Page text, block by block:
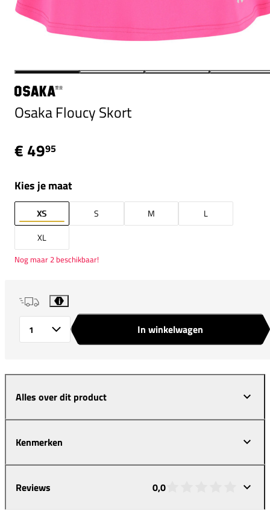
Osaka Floucy Skort
€ 4995
Kies je maat
XS S M
L
XL
Nog maar 2 beschikbaar!
i
In winkelwagen
Alles over dit product
Kenmerken
Reviews 0,0